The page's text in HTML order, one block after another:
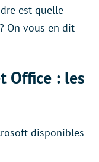
est quelle
On vous en dit
Office : les
disponibles